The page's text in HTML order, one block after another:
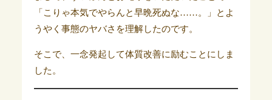
「こりゃ本気でやらんと早晩死ぬな……。」とよ
うやく事態のヤバさを理解したのです。
そこで、一念発起して体質改善に励むことにしま
した。